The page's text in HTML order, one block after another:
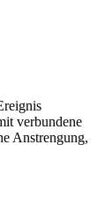
verbundene
Anstrengung,